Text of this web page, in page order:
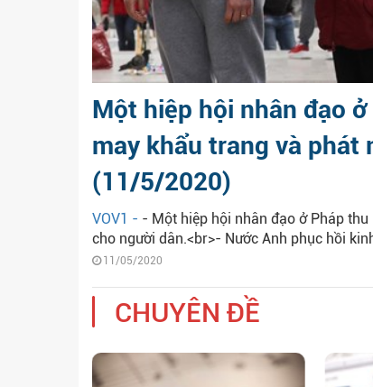
Một hiệp hội nhân đạo
may khẩu trang và phát
(11/5/2020)
VOV1 - - Một hiệp hội nhân đạo ở Pháp
cho người dân.<br>- Nước Anh phục hồi
11/05/2020
CHUYÊN ĐỀ